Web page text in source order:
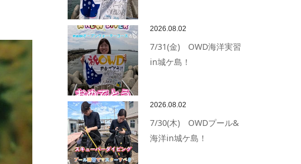
2026.08.02
7/31(金) OWD海洋実習
in城ケ島！
2026.08.02
7/30(木) OWDプール&
海洋in城ケ島！